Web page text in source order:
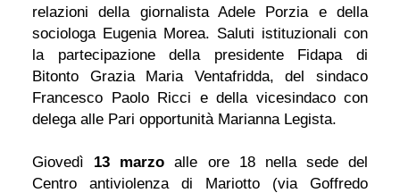
relazioni della giornalista Adele Porzia e della
sociologa Eugenia Morea. Saluti istituzionali con
la partecipazione della presidente Fidapa di
Bitonto Grazia Maria Ventafridda, del sindaco
Francesco Paolo Ricci e della vicesindaco con
delega alle Pari opportunità Marianna Legista.
Giovedì 13 marzo alle ore 18 nella sede del
Centro antiviolenza di Mariotto (via Goffredo